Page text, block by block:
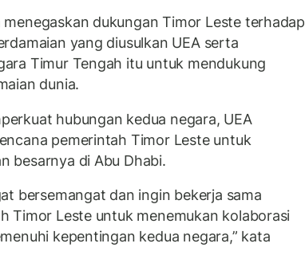
dukungan Timor Leste terhadap
yang diusulkan UEA serta
Timur Tengah itu untuk mendukung
dunia.
hubungan kedua negara, UEA
pemerintah Timor Leste untuk
besarnya di Abu Dhabi.
bersemangat dan ingin bekerja sama
Timor Leste untuk menemukan kolaborasi
kepentingan kedua negara,” kata